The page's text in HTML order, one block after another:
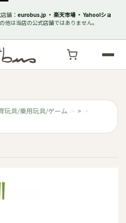
舗： eurobus.jp ・ 楽天市場 ・ Yahoo!ショ
他は当店の公式店舗ではありません。
玩具/乗用玩具/ゲーム
>